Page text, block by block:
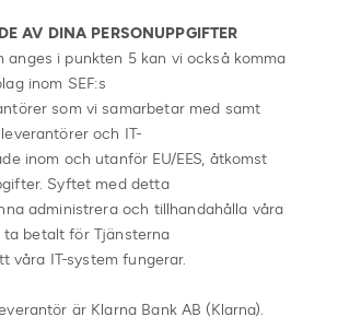
AV DINA PERSONUPPGIFTER
anges i punkten 5 kan vi också komma
inom SEF:s
som vi samarbetar med samt
och IT-
inom och utanför EU/EES, åtkomst
Syftet med detta
administrera och tillhandahålla våra
ta betalt för Tjänsterna
våra IT-system fungerar.
är Klarna Bank AB (Klarna).